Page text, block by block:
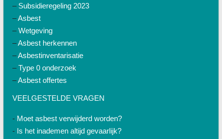
– Subsidieregeling 2023
–Asbest
–Wetgeving
–Asbest herkennen
–Asbestinventarisatie
–Type 0 onderzoek
–Asbest offertes
VEELGESTELDE VRAGEN
- Moet asbest verwijderd worden?
- Is het inademen altijd gevaarlijk?